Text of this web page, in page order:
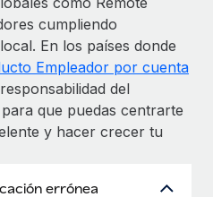
cumpliendo
En los países donde
Empleador por cuenta
del
que puedas centrarte
y hacer crecer tu
errónea